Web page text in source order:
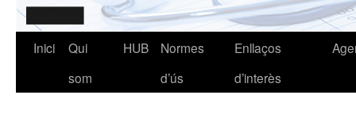
Inici
Qui
som
HUB
Normes
d’ús
Enllaços
d’interès